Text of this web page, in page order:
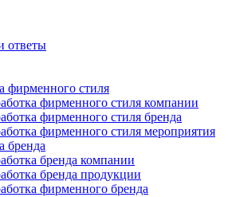
ответы
фирменного стиля
фирменного стиля компании
фирменного стиля бренда
фирменного стиля мероприятия
бренда
бренда компании
бренда продукции
фирменного бренда